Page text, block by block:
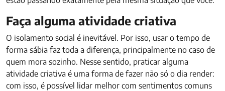
Faça alguma atividade criativa
O isolamento social é inevitável. Por isso, usar o tempo de
forma sábia faz toda a diferença, principalmente no caso de
quem mora sozinho. Nesse sentido, praticar alguma
atividade criativa é uma forma de fazer não só o dia render:
com isso, é possível lidar melhor com sentimentos comuns